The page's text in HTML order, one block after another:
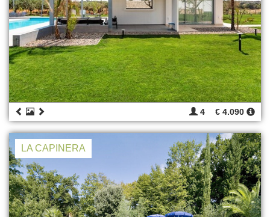
4 € 4.090
LA CAPINERA